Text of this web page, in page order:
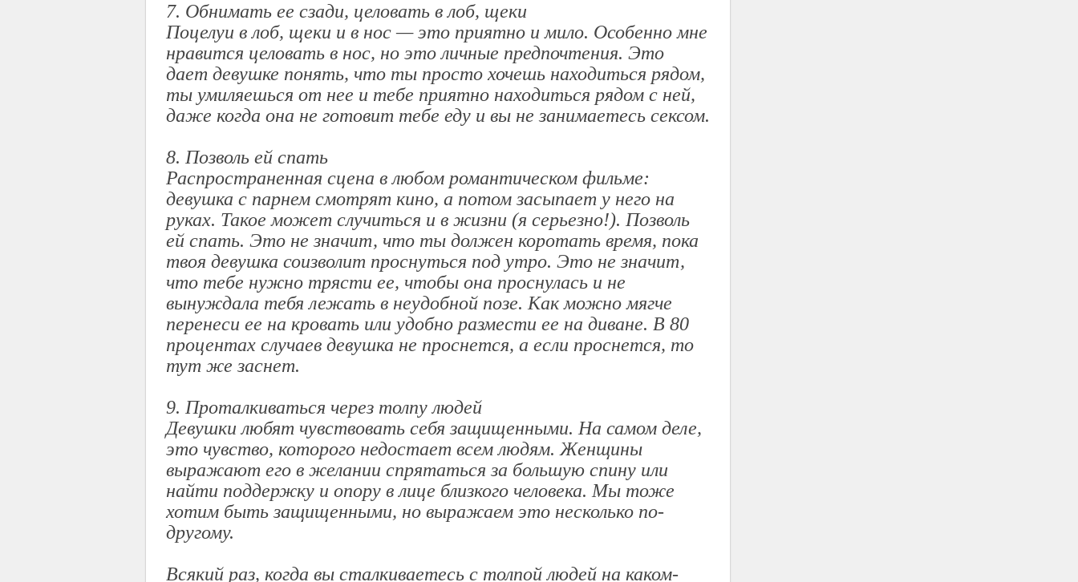
7. Обнимать ее сзади, целовать в лоб, щеки
Поцелуи в лоб, щеки и в нос — это приятно и мило. Особенно мне
нравится целовать в нос, но это личные предпочтения. Это
дает девушке понять, что ты просто хочешь находиться рядом,
ты умиляешься от нее и тебе приятно находиться рядом с ней,
даже когда она не готовит тебе еду и вы не занимаетесь сексом.
8. Позволь ей спать
Распространенная сцена в любом романтическом фильме:
девушка с парнем смотрят кино, а потом засыпает у него на
руках. Такое может случиться и в жизни (я серьезно!). Позволь
ей спать. Это не значит, что ты должен коротать время, пока
твоя девушка соизволит проснуться под утро. Это не значит,
что тебе нужно трясти ее, чтобы она проснулась и не
вынуждала тебя лежать в неудобной позе. Как можно мягче
перенеси ее на кровать или удобно размести ее на диване. В 80
процентах случаев девушка не проснется, а если проснется, то
тут же заснет.
9. Проталкиваться через толпу людей
Девушки любят чувствовать себя защищенными. На самом деле,
это чувство, которого недостает всем людям. Женщины
выражают его в желании спрятаться за большую спину или
найти поддержку и опору в лице близкого человека. Мы тоже
хотим быть защищенными, но выражаем это несколько по-
другому.
Всякий раз, когда вы сталкиваетесь с толпой людей на каком-